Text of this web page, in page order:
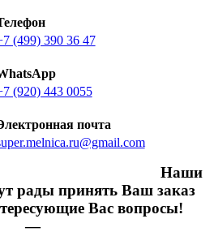
(499) 390 36 47
(920) 443 0055
почта
Наши
рады принять Ваш заказ
Вас вопросы!
—